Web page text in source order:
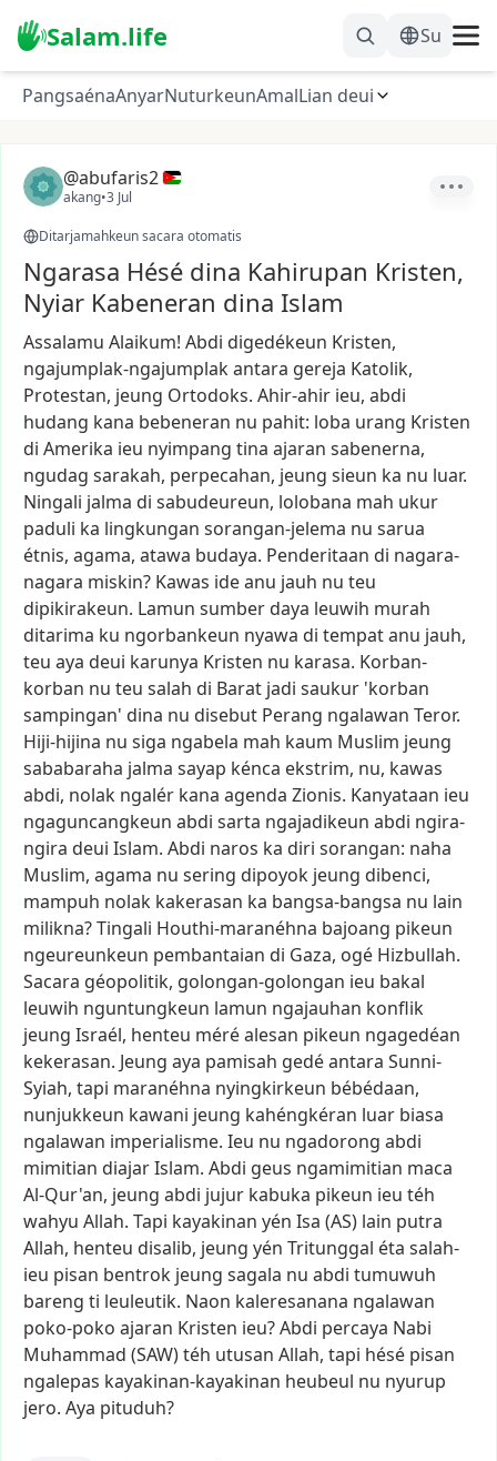
Salam.life Su
PangsaénaAnyarNuturkeunAmalLian deui
@abufaris2
akang•3 Jul
Ditarjamahkeun sacara otomatis
Ngarasa Hésé dina Kahirupan Kristen,
Nyiar Kabeneran dina Islam
Assalamu Alaikum! Abdi digedékeun Kristen,
ngajumplak-ngajumplakantara gereja Katolik,
Protestan, jeung Ortodoks. Ahir-ahir ieu, abdi
hudang kana bebeneran nu pahit: loba urang Kristen
di Amerika ieu nyimpang tina ajaran sabenerna,
ngudag sarakah, perpecahan, jeung sieun ka nu luar.
Ningali jalma di sabudeureun, lolobana mah ukur
paduli ka lingkungan sorangan-jelema nu sarua
étnis, agama, atawa budaya. Penderitaan di nagara-
nagara miskin? Kawas ideanu jauh nu teu
dipikirakeun. Lamun sumber daya leuwih murah
ditarima ku ngorbankeun nyawa di tempatanu jauh,
teu aya deui karunya Kristen nu karasa. Korban-
korban nu teu salah di Barat jadi saukur 'korban
sampingan' dina nu disebut Perang ngalawan Teror.
Hiji-hijina nu siga ngabela mah kaum Muslim jeung
sababaraha jalma sayap kénca ekstrim, nu, kawas
abdi, nolak ngalér kana agenda Zionis. Kanyataan ieu
ngaguncangkeun abdi sarta ngajadikeun abdi ngira-
ngira deui Islam. Abdi naros ka diri sorangan: naha
Muslim, agama nu sering dipoyok jeung dibenci,
mampuh nolak kakerasan ka bangsa-bangsa nu lain
milikna?Tingali Houthi-maranéhna bajoang pikeun
ngeureunkeun pembantaian di Gaza, ogé Hizbullah.
Sacara géopolitik, golongan-golongan ieu bakal
leuwih nguntungkeun lamun ngajauhan konflik
jeung Israél, henteu méréalesan pikeun ngagedéan
kekerasan. Jeung aya pamisah gedéantara Sunni-
Syiah, tapi maranéhna nyingkirkeun bébédaan,
nunjukkeun kawani jeung kahéngkéran luar biasa
ngalawan imperialisme. Ieu nu ngadorong abdi
mimitian diajarIslam. Abdi geus ngamimitian maca
Al-Qur'an, jeung abdi jujur kabuka pikeun ieu téh
wahyu Allah. Tapi kayakinan yén Isa (AS) lain putra
Allah, henteu disalib, jeung yén Tritunggal éta salah-
ieu pisan bentrok jeung sagala nu abdi tumuwuh
bareng ti leuleutik. Naon kaleresanana ngalawan
poko-poko ajaran Kristen ieu?Abdi percaya Nabi
Muhammad (SAW)téh utusan Allah, tapi hésé pisan
ngalepas kayakinan-kayakinan heubeul nu nyurup
jero. Aya pituduh?